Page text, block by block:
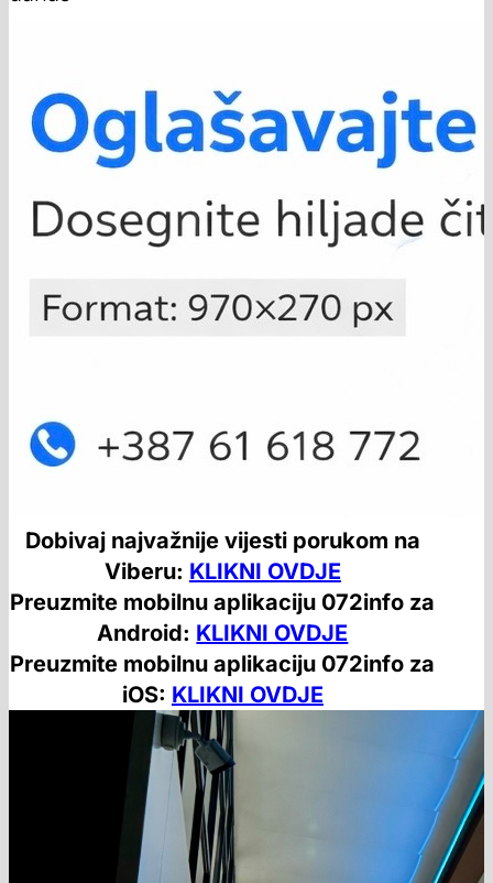
Dobivaj najvažnije vijesti porukom na
Viberu: KLIKNI OVDJE
Preuzmite mobilnu aplikaciju 072info za
Android: KLIKNI OVDJE
Preuzmite mobilnu aplikaciju 072info za
iOS: KLIKNI OVDJE